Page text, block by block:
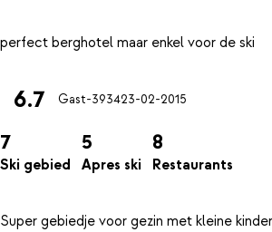
6.7 Gast-393423-02-2015
7
Ski gebied
5
Apres ski
8
Restaurants
Super gebiedje voor gezin met kleine